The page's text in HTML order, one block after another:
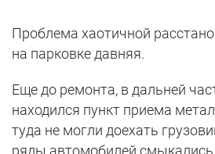
Проблема хаотичной
на парковке давняя.
Еще до ремонта, в дальней
находился пункт приема
туда не могли доехать
ряды автомобилей смыкались